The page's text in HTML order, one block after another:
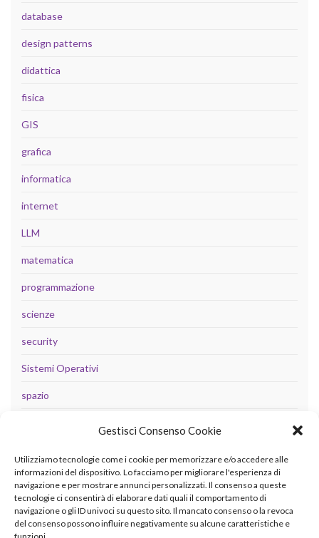
Gestisci Consenso Cookie
Utilizziamo tecnologie come i cookie per memorizzare e/o accedere alle
informazioni del dispositivo. Lo facciamo per migliorare l'esperienza di
navigazione e per mostrare annunci personalizzati. Il consenso a queste
tecnologie ci consentirà di elaborare dati quali il comportamento di
navigazione o gli ID univoci su questo sito. Il mancato consenso o la revoca
del consenso possono influire negativamente su alcune caratteristiche e
database
design patterns
didattica
fisica
GIS
grafica
informatica
internet
LLM
matematica
programmazione
scienze
security
Sistemi Operativi
spazio
META
Accedi